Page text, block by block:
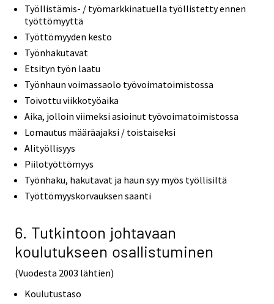
Työllistämis- / työmarkkinatuella työllistetty ennen
työttömyyttä
Työttömyyden kesto
Työnhakutavat
Etsityn työn laatu
Työnhaun voimassaolo työvoimatoimistossa
Toivottu viikkotyöaika
Aika, jolloin viimeksi asioinut työvoimatoimistossa
Lomautus määräajaksi / toistaiseksi
Alityöllisyys
Piilotyöttömyys
Työnhaku, hakutavat ja haun syy myös työllisiltä
Työttömyyskorvauksen saanti
6. Tutkintoon johtavaan
koulutukseen osallistuminen
(Vuodesta 2003 lähtien)
Koulutustaso